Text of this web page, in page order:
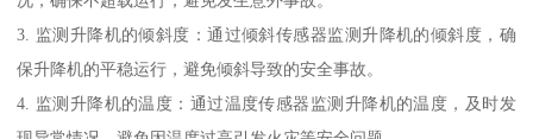
3. 监测升降机的倾斜度：通过倾斜传感器监测升降机的倾斜度，确
保升降机的平稳运行，避免倾斜导致的安全事故。
4. 监测升降机的温度：通过温度传感器监测升降机的温度，及时发